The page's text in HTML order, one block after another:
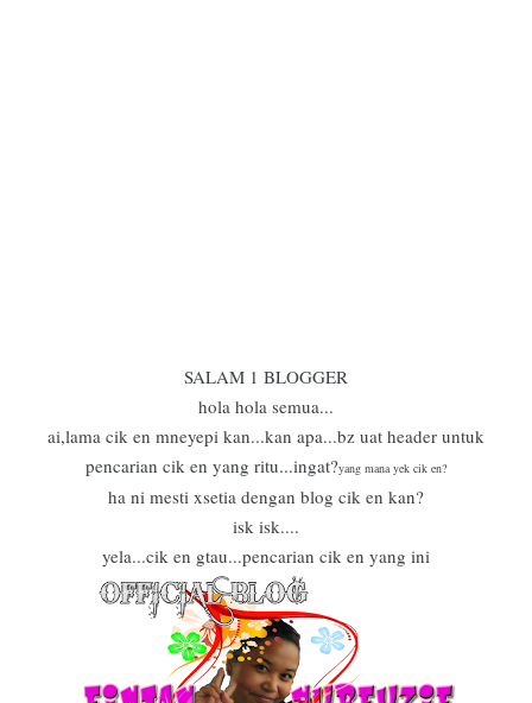
SALAM 1 BLOGGER
hola hola semua...
ai,lama cik en mneyepi kan...kan apa...bz uat header untuk
pencarian cik en yang ritu...ingat?yang mana yek cik en?
ha ni mesti xsetia dengan blog cik en kan?
isk isk....
yela...cik en gtau...pencarian cik en yang ini